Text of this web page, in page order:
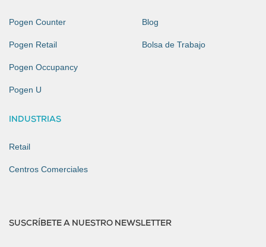
Pogen Counter
Pogen Retail
Pogen Occupancy
Pogen U
INDUSTRIAS
Retail
Centros Comerciales
Blog
Bolsa de Trabajo
SUSCRÍBETE A NUESTRO NEWSLETTER